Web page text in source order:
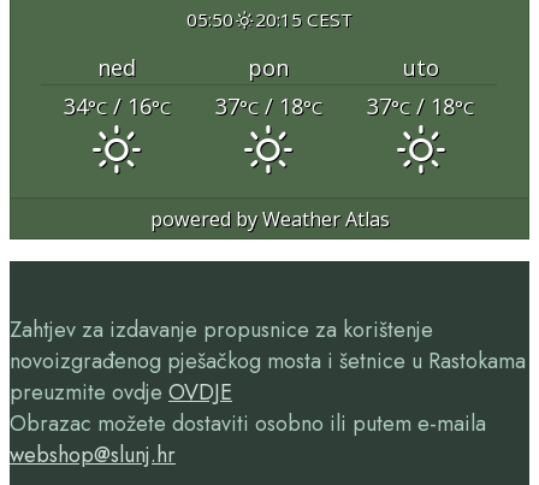
05:50 20:15 CEST
ned pon
uto
34°C/ 16°C 37°C/ 18°C 37°C/ 18°C
powered byWeather Atlas
Zahtjev za izdavanje propusnice za korištenje
novoizgrađenog pješačkog mosta i šetnice u Rastokama
preuzmite ovdje OVDJE
Obrazac možete dostaviti osobno ili putem e-maila
webshop@slunj.hr